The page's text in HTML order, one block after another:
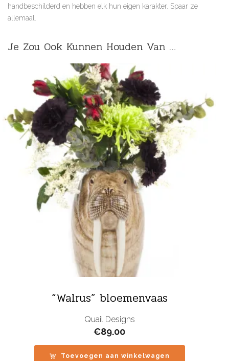
handbeschilderd en hebben elk hun eigen karakter. Spaar ze
allemaal.
Je Zou Ook Kunnen Houden Van …
“Walrus” bloemenvaas
Quail Designs
€89.00
Toevoegen aan winkelwagen